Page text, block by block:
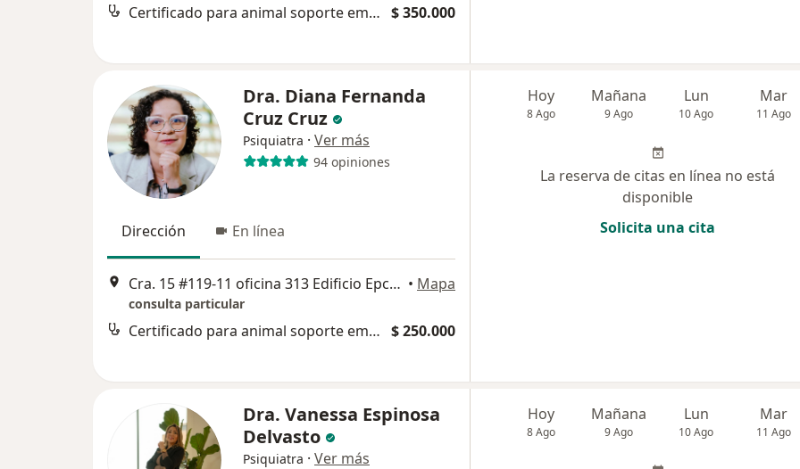
Certificado para animal soporte emocional de viaje $ 350.000
Dra. Diana Fernanda
Cruz Cruz
Psiquiatra · Ver más
94 opiniones
Dirección En línea
Cra. 15 #119-11 oficina 313 Edificio Epcocentro, Bogotá • Mapa
consulta particular
Certificado para animal soporte emocional de viaje $ 250.000
Hoy
8 Ago
Mañana
9 Ago
Lun
10 Ago
Mar
11 Ago
La reserva de citas en línea no está
disponible
Solicita una cita
Dra. Vanessa Espinosa
Delvasto
Psiquiatra · Ver más
Hoy
8 Ago
Mañana
9 Ago
Lun
10 Ago
Mar
11 Ago